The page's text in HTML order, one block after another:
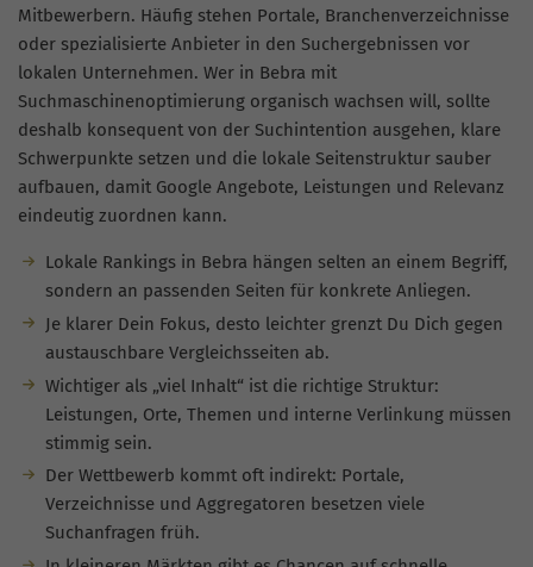
Mitbewerbern. Häufig stehen Portale, Branchenverzeichnisse
oder spezialisierte Anbieter in den Suchergebnissen vor
lokalen Unternehmen. Wer in Bebra mit
Suchmaschinenoptimierung organisch wachsen will, sollte
deshalb konsequent von der Suchintention ausgehen, klare
Schwerpunkte setzen und die lokale Seitenstruktur sauber
aufbauen, damit Google Angebote, Leistungen und Relevanz
eindeutig zuordnen kann.
Lokale Rankings in Bebra hängen selten an einem Begriff,
sondern an passenden Seiten für konkrete Anliegen.
Je klarer Dein Fokus, desto leichter grenzt Du Dich gegen
austauschbare Vergleichsseiten ab.
Wichtiger als „viel Inhalt“ ist die richtige Struktur:
Leistungen, Orte, Themen und interne Verlinkung müssen
stimmig sein.
Der Wettbewerb kommt oft indirekt: Portale,
Verzeichnisse und Aggregatoren besetzen viele
Suchanfragen früh.